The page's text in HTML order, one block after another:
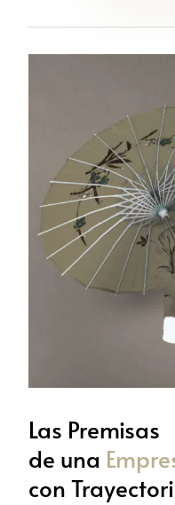
Las Premisas
de una
con